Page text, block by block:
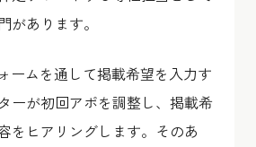
があります。
ームを通して掲載希望を入力す
ーが初回アポを調整し、掲載希
をヒアリングします。そのあ